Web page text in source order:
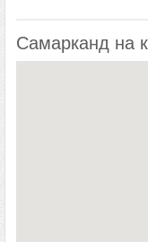
Самарканд на